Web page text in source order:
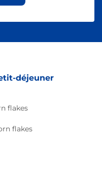
déjeuner
flakes
flakes